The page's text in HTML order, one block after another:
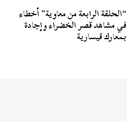
“الحلقة الرابعة من معاوية” أخطاء
في مشاهد قصر الخضراء وإجادة
بمعارك قيسارية